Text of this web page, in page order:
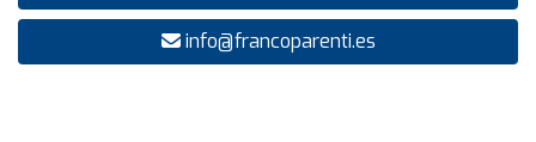
info@francoparenti.es